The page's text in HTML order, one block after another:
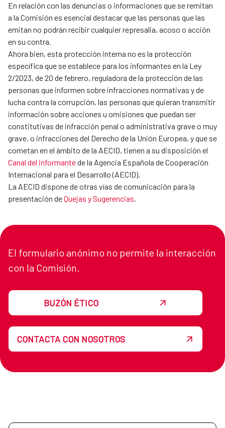
En relación con las denuncias o informaciones que se remitan
a la Comisión es esencial destacar que las personas que las
emitan no podrán recibir cualquier represalia, acoso o acción
en su contra.
Ahora bien, esta protección interna no es la protección
específica que se establece para los informantes en la Ley
2/2023, de 20 de febrero, reguladora de la protección de las
personas que informen sobre infracciones normativas y de
lucha contra la corrupción, las personas que quieran transmitir
información sobre acciones u omisiones que puedan ser
constitutivas de infracción penal o administrativa grave o muy
grave, o infracciones del Derecho de la Unión Europea, y que se
cometan en el ámbito de la AECID, tienen a su disposición el
Canal del informantede la Agencia Española de Cooperación
Internacional para el Desarrollo (AECID).
La AECID dispone de otras vías de comunicación para la
presentación deQuejas y Sugerencias.
El formulario anónimo no permite la interacción
con la Comisión.
BUZÓN ÉTICO
CONTACTA CON NOSOTROS